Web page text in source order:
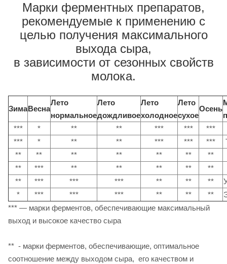
Марки ферментных препаратов,
рекомендуемые к применению с
целью получения максимального
выхода сыра,
в зависимости от сезонных свойств
молока.
ЗимаВесна
Лето
нормальное
Лето
дождливое
Лето
холодное
Лето
сухое
Осень
***
* ** ** *** ***
***
***
* ** ** *** *** ***
**
** ** ** ** ** **
**
*** ** ** ** **
**
**
*** *** *** ** ** **
*
*** *** *** ** ** **
*** — марки ферментов, обеспечивающие максимальный
выход и высокое качество сыра
** - марки ферментов, обеспечивающие, оптимальное
соотношение между выходом сыра, его качеством и